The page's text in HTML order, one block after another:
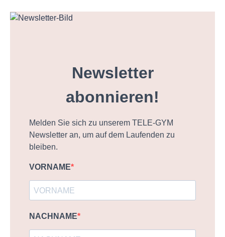
Newsletter
abonnieren!
Melden Sie sich zu unserem TELE-GYM
Newsletter an, um auf dem Laufenden zu
bleiben.
VORNAME
NACHNAME